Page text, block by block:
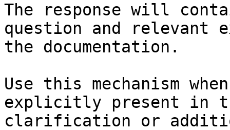
The response will
question and relevant
the documentation.
Use this mechanism
explicitly present in
clarification or